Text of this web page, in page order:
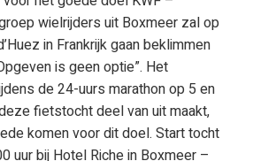
wielrijders uit Boxmeer zal op
in Frankrijk gaan beklimmen
is geen optie”. Het
de 24-uurs marathon op 5 en
fietstocht deel van uit maakt,
komen voor dit doel. Start tocht
uur bij Hotel Riche in Boxmeer –